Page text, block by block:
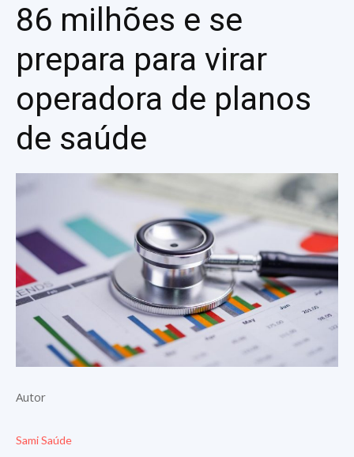
86 milhões e se
prepara para virar
operadora de planos
de saúde
Autor
Sami Saúde